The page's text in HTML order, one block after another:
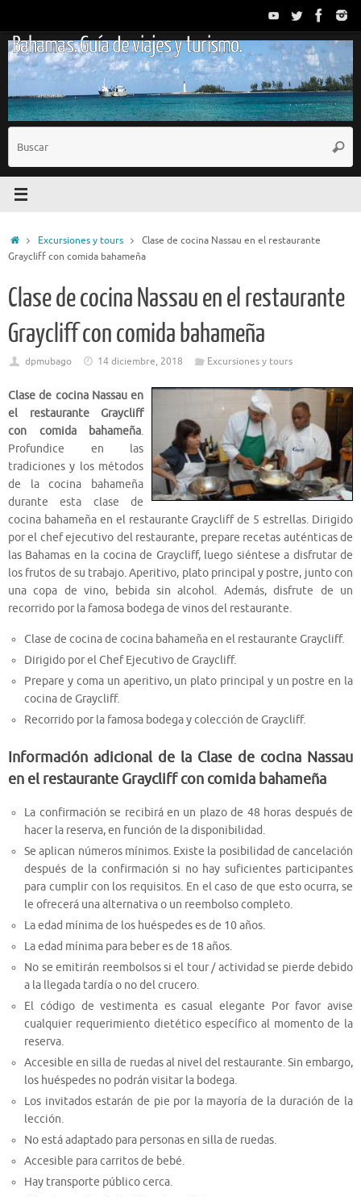
contenido
Bahamas. Guía de viajes y turismo.
InicioExcursiones y tours
Clase de cocina Nassau en el restaurante
Graycliff con comida bahameña
Clase de cocina Nassau en el restaurante
Graycliff con comida bahameña
dpmubago 14 diciembre, 2018 Excursiones y tours
Clase de cocina Nassau en
el restaurante Graycliff
con comida bahameña.
Profundice en las
tradiciones y los métodos
de la cocina bahameña
durante esta clase de
cocina bahameña en el restaurante Graycliff de 5 estrellas. Dirigido
por el chef ejecutivo del restaurante, prepare recetas auténticas de
las Bahamas en la cocina de Graycliff, luego siéntese a disfrutar de
los frutos de su trabajo. Aperitivo, plato principal y postre, junto con
una copa de vino, bebida sin alcohol. Además, disfrute de un
recorrido por la famosa bodega de vinos del restaurante.
Clase de cocina de cocina bahameña en el restaurante Graycliff.
Dirigido por el Chef Ejecutivo de Graycliff.
Prepare y coma un aperitivo, un plato principal y un postre en la
cocina de Graycliff.
Recorrido por la famosa bodega y colección de Graycliff.
Información adicional de la Clase de cocina Nassau
en el restaurante Graycliff con comida bahameña
La confirmación se recibirá en un plazo de 48 horas después de
hacer la reserva, en función de la disponibilidad.
Se aplican números mínimos. Existe la posibilidad de cancelación
después de la confirmación si no hay suficientes participantes
para cumplir con los requisitos. En el caso de que esto ocurra, se
le ofrecerá una alternativa o un reembolso completo.
La edad mínima de los huéspedes es de 10 años.
La edad mínima para beber es de 18 años.
No se emitirán reembolsos si el tour / actividad se pierde debido
a la llegada tardía o no del crucero.
El código de vestimenta es casual elegante Por favor avise
cualquier requerimiento dietético específico al momento de la
reserva.
Accesible en silla de ruedas al nivel del restaurante. Sin embargo,
los huéspedes no podrán visitar la bodega.
Los invitados estarán de pie por la mayoría de la duración de la
lección.
No está adaptado para personas en silla de ruedas.
Accesible para carritos de bebé.
Hay transporte público cerca.